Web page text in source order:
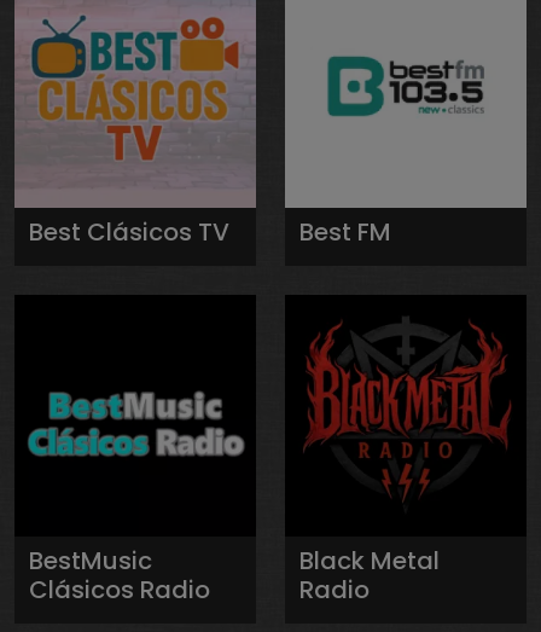
Best Clásicos TV Best FM
BestMusic
Clásicos Radio
Black Metal
Radio